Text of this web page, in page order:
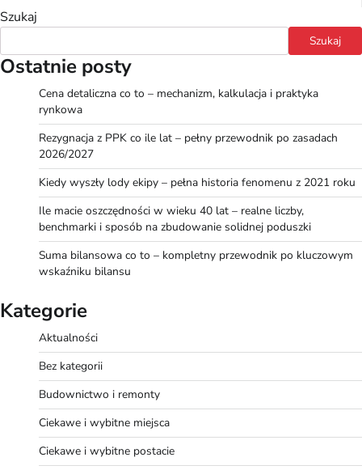
Szukaj
Szukaj
Ostatnie posty
Cena detaliczna co to – mechanizm, kalkulacja i praktyka
rynkowa
Rezygnacja z PPK co ile lat – pełny przewodnik po zasadach
2026/2027
Kiedy wyszły lody ekipy – pełna historia fenomenu z 2021 roku
Ile macie oszczędności w wieku 40 lat – realne liczby,
benchmarki i sposób na zbudowanie solidnej poduszki
Suma bilansowa co to – kompletny przewodnik po kluczowym
wskaźniku bilansu
Kategorie
Aktualności
Bez kategorii
Budownictwo i remonty
Ciekawe i wybitne miejsca
Ciekawe i wybitne postacie